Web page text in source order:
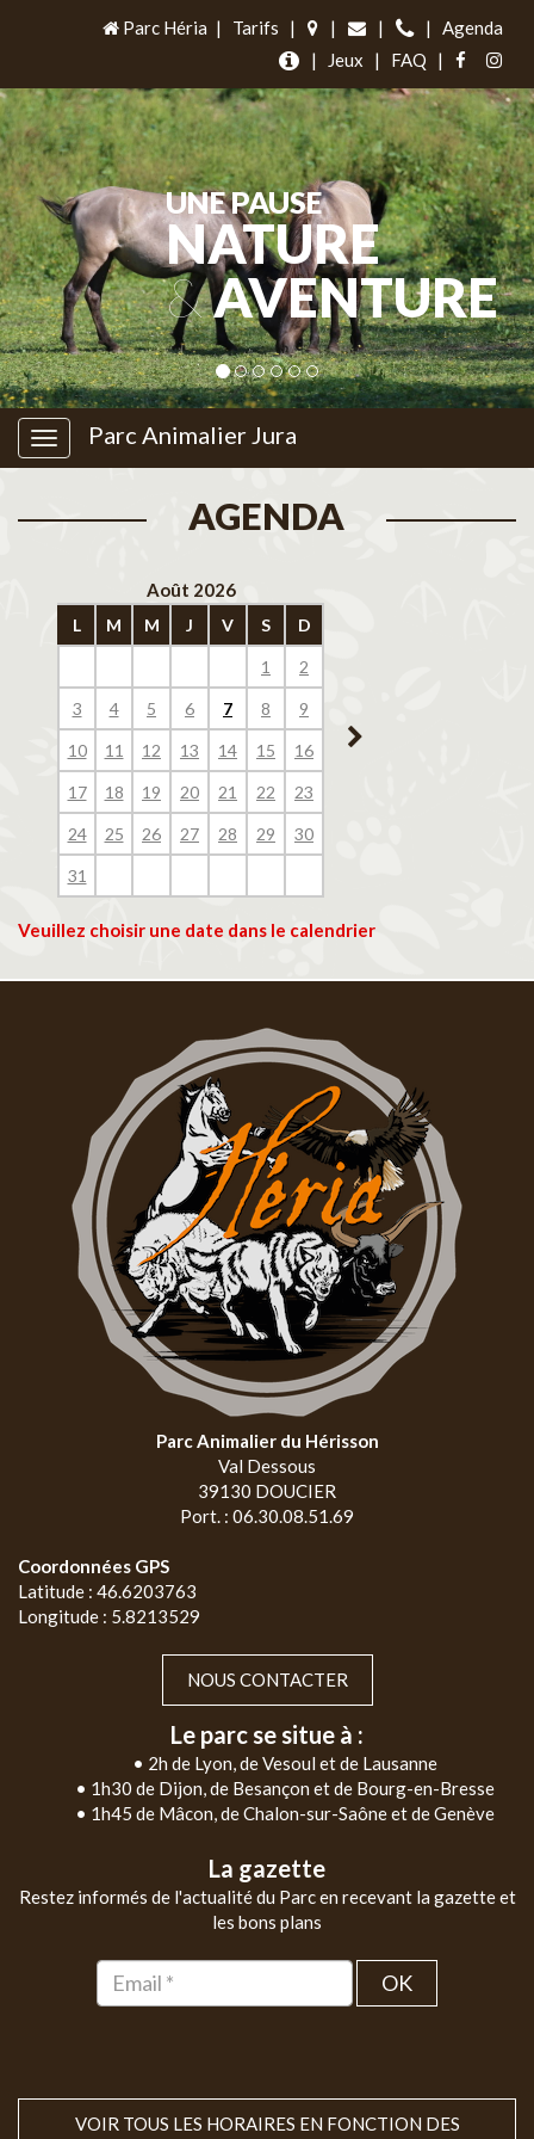
Parc Héria | Tarifs | | | |
Agenda
|
Jeux | FAQ |
UNE PAUSE
NATURE
&AVENTURE
Parc Animalier Jura
AGENDA
Août 2026
L M M J V S D
1 2
3 4 5 6 7 8 9
10 11 12 13 14 15 16
17 18 19 20 21 22 23
24 25 26 27 28 29 30
31
14
Veuillez choisir une date dans le calendrier
Parc Animalier du Hérisson
Val Dessous
39130 DOUCIER
Port. : 06.30.08.51.69
Coordonnées GPS
Latitude : 46.6203763
Longitude : 5.8213529
NOUS CONTACTER
Le parc se situe à :
• 2h de Lyon, de Vesoul et de Lausanne
• 1h30 de Dijon, de Besançon et de Bourg-en-Bresse
• 1h45 de Mâcon, de Chalon-sur-Saône et de Genève
La gazette
Restez informés de l'actualité du Parc en recevant la gazette et
les bons plans
OK
VOIR TOUS LES HORAIRES EN FONCTION DES